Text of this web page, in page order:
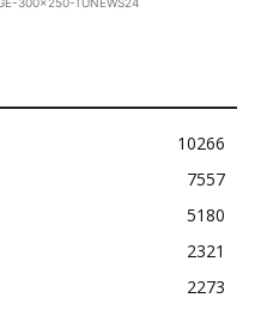
10266
7557
5180
2321
2273